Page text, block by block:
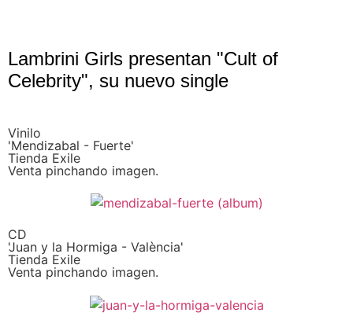
Lambrini Girls presentan "Cult of
Celebrity", su nuevo single
Vinilo
'Mendizabal - Fuerte'
Tienda Exile
Venta pinchando imagen.
CD
'Juan y la Hormiga - València'
Tienda Exile
Venta pinchando imagen.